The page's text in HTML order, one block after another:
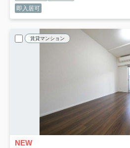
即入居可
賃貸マンション
NEW